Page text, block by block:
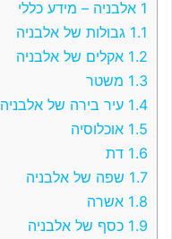
1 אלבניה – מידע כללי
1.1 גבולות של אלבניה
1.2 אקלים של אלבניה
1.3 משטר
1.4 עיר בירה של אלבניה
1.5 אוכלוסיה
1.6 דת
1.7 שפה של אלבניה
1.8 אשרה
1.9 כסף של אלבניה